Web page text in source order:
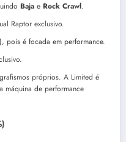
Baja e Rock Crawl.
Raptor exclusivo.
pois é focada em performance.
próprios. A Limited é
máquina de performance